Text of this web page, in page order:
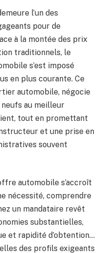
l’un des
pour de
à la montée des prix
traditionnels, le
s’est imposé
en plus courante. Ce
automobile, négocie
neufs au meilleur
tout en promettant
et une prise en
souvent
automobile s’accroît
nécessité, comprendre
un mandataire revêt
substantielles,
et rapidité d’obtention…
des profils exigeants